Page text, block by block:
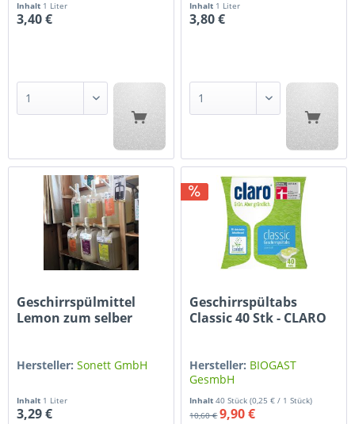
Inhalt 1 Liter
3,40 €
Inhalt 1 Liter
3,80 €
Geschirrspülmittel
Lemon zum selber
Hersteller: Sonett GmbH
Inhalt 1 Liter
3,29 €
Geschirrspültabs
Classic 40 Stk - CLARO
Hersteller: BIOGAST
GesmbH
Inhalt40 Stück(0,25 € / 1 Stück)
10,60 € 9,90 €